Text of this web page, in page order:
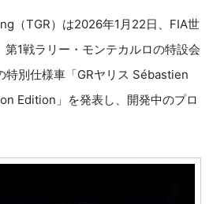
（TGR）は2026年1月22日、FIA世
1戦ラリー・モンテカルロの特設会
特別仕様車「GRヤリス Sébastien
Edition」を発表し、開発中のプロ